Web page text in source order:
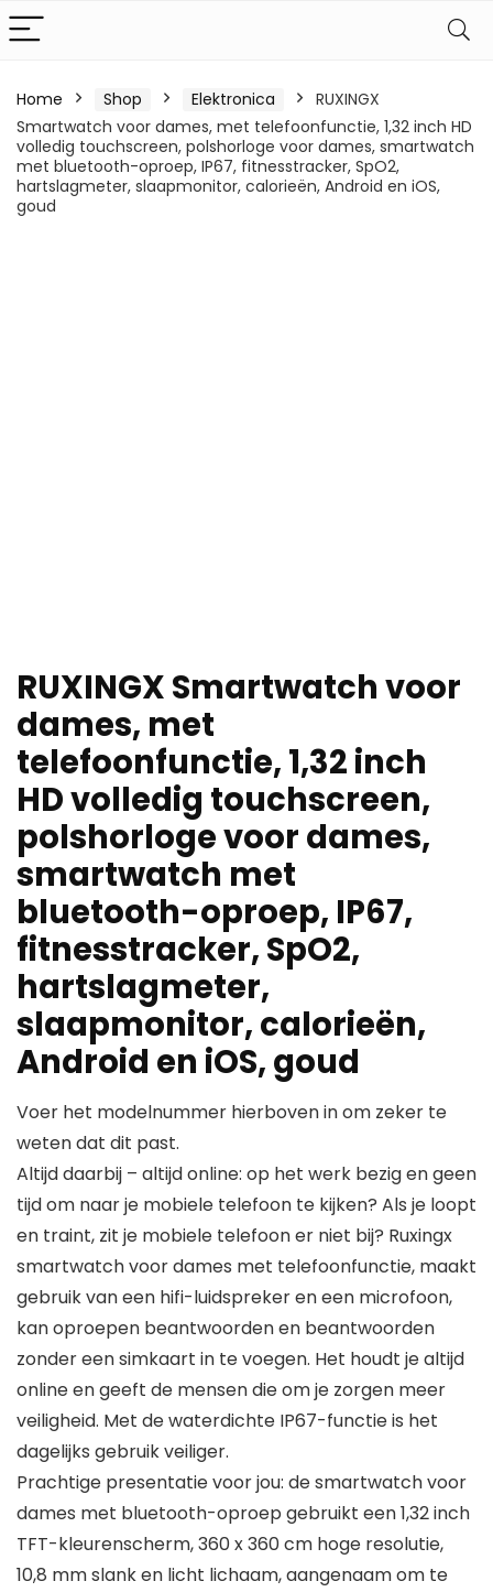
Home Shop Elektronica
RUXINGX
Smartwatch voor dames, met telefoonfunctie, 1,32 inch HD
volledig touchscreen, polshorloge voor dames, smartwatch
met bluetooth-oproep, IP67, fitnesstracker, SpO2,
hartslagmeter, slaapmonitor, calorieën, Android en iOS,
goud
RUXINGX Smartwatch voor
dames, met
telefoonfunctie, 1,32 inch
HD volledig touchscreen,
polshorloge voor dames,
smartwatch met
bluetooth-oproep, IP67,
fitnesstracker, SpO2,
hartslagmeter,
slaapmonitor, calorieën,
Android en iOS, goud
Voer het modelnummer hierboven in om zeker te
weten dat dit past.
Altijd daarbij – altijd online: op het werk bezig en geen
tijd om naar je mobiele telefoon te kijken? Als je loopt
en traint, zit je mobiele telefoon er niet bij? Ruxingx
smartwatch voor dames met telefoonfunctie, maakt
gebruik van een hifi-luidspreker en een microfoon,
kan oproepen beantwoorden en beantwoorden
zonder een simkaart in te voegen. Het houdt je altijd
online en geeft de mensen die om je zorgen meer
veiligheid. Met de waterdichte IP67-functie is het
dagelijks gebruik veiliger.
Prachtige presentatie voor jou: de smartwatch voor
dames met bluetooth-oproep gebruikt een 1,32 inch
TFT-kleurenscherm, 360 x 360 cm hoge resolutie,
10,8 mm slank en licht lichaam, aangenaam om te